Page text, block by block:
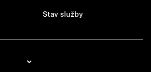
Stav služby